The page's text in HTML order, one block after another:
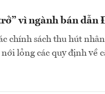
vì ngành bán
chính sách thu hút
lỏng các quy định về